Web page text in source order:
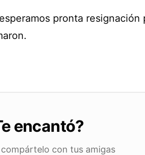
pronta resignación
encantó?
con tus amigas